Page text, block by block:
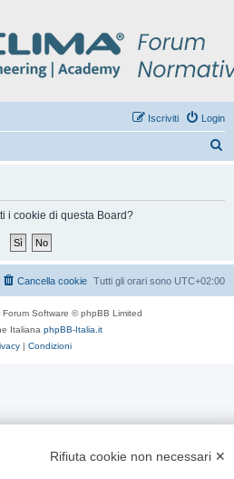
Login
Iscriviti
i cookie di questa Board?
Tutti gli orari sono UTC+02:00
Cancella cookie
Forum Software © phpBB Limited
Italiana phpBB-Italia.it
| Condizioni
Rifiuta cookie non necessari ✕